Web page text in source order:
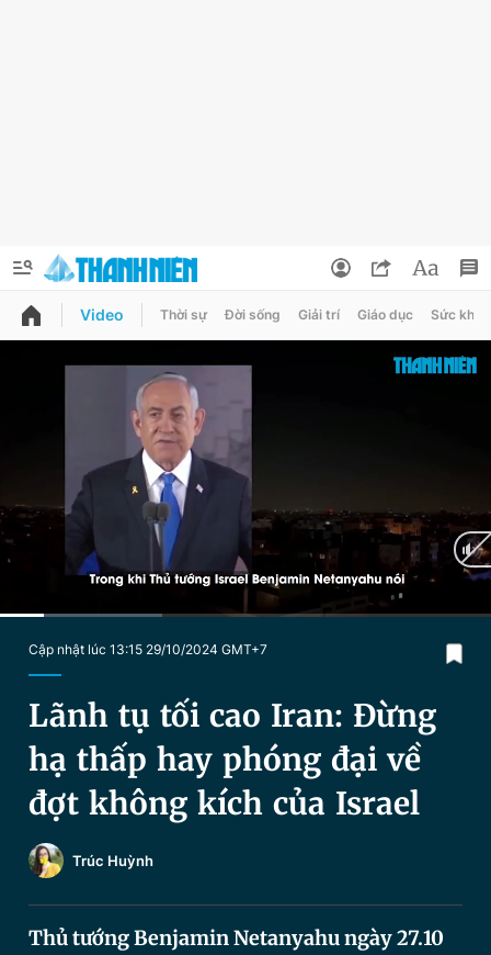
QUẢNG CÁO
Chuyên mục
Chuyên mục khác
Chào ngày mới Tin 24h
Video Magazine
Sản phẩm khác
Tiện ích
Thông tin tài khoản
Đổi mật khẩu
Tin đã lưu
Tin đã xem
Video Thời sự Đời sống Giải trí Giáo dục Sức khỏe
Cập nhật lúc 13:15 29/10/2024 GMT+7
Lãnh tụ tối cao Iran: Đừng
hạ thấp hay phóng đại về
đợt không kích của Israel
Trúc Huỳnh
Thủ tướng Benjamin Netanyahu ngày 27.10